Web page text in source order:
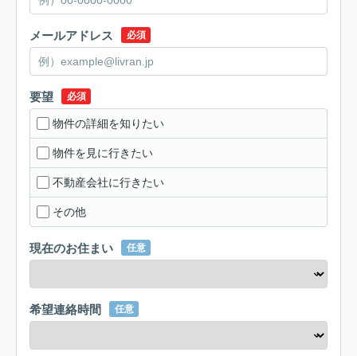
メールアドレス 必須
要望 必須
物件の詳細を知りたい
物件を見に行きたい
不動産会社に行きたい
その他
現在のお住まい 任意
希望連絡時間 任意